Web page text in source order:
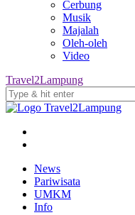
Cerbung
Musik
Majalah
Oleh-oleh
Video
Travel2Lampung
News
Pariwisata
UMKM
Info